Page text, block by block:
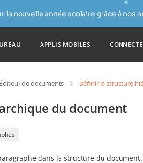
la nouvelle année scolaire grâce à nos
APPLIS MOBILES
Éditeur de documents Définir la structure
du document
dans la structure du document.